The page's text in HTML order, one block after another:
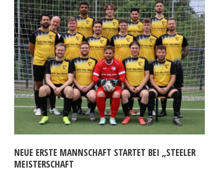
NEUE ERSTE MANNSCHAFT STARTET BEI „STEELER
MEISTERSCHAFT